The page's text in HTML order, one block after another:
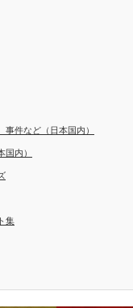
事件など（日本国内）
国内）
集